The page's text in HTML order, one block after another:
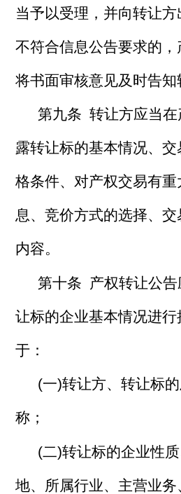
当予以受理，并向转让方
不符合信息公告要求的
将书面审核意见及时告知
第九条 转让方应当
露转让标的基本情况、
格条件、对产权交易有
息、竞价方式的选择、
内容。
第十条 产权转让公
让标的企业基本情况进
于：
(一)转让方、转让标
称；
(二)转让标的企业性
地、所属行业、主营业